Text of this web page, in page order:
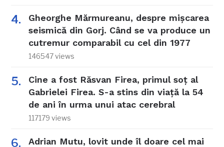
Gheorghe Mărmureanu, despre mișcarea
seismică din Gorj. Când se va produce un
cutremur comparabil cu cel din 1977
146547 views
Cine a fost Răsvan Firea, primul soț al
Gabrielei Firea. S-a stins din viață la 54
de ani în urma unui atac cerebral
117179 views
Adrian Mutu, lovit unde îl doare cel mai